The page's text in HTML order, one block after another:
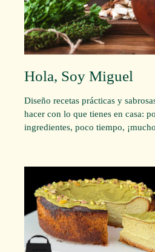
Hola, Soy Miguel
Diseño recetas prácticas y
hacer con lo que tienes en casa:
ingredientes, poco tiempo,